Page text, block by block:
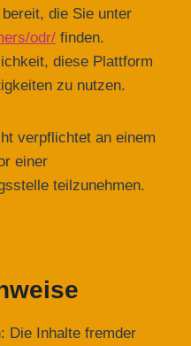
die Sie unter
odr/ finden.
diese Plattform
zu nutzen.
verpflichtet an einem
einer
teilzunehmen.
Die Inhalte fremder